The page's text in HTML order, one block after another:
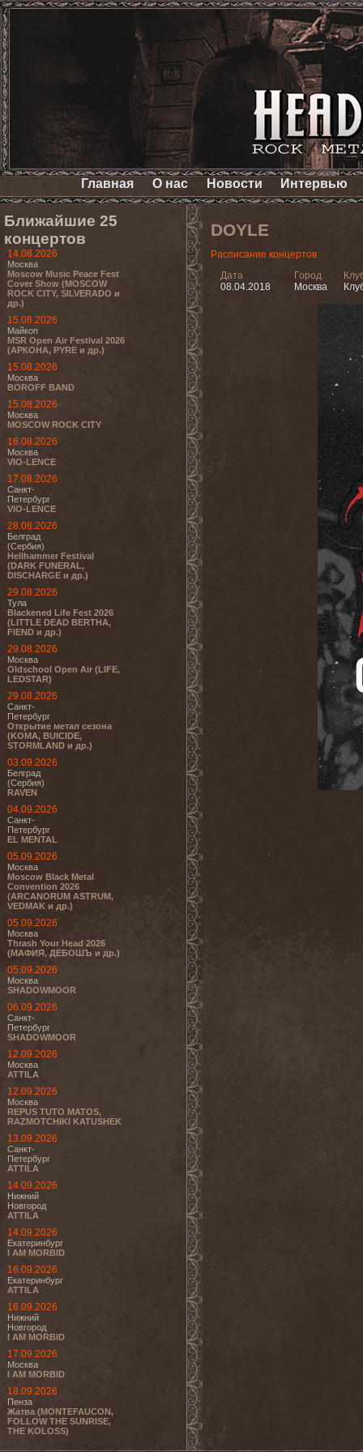
Главная О нас Новости Интервью
Ближайшие 25
концертов
14.08.2026
Москва
Moscow Music Peace Fest
Cover Show (MOSCOW
ROCK CITY, SILVERADO и
др.)
15.08.2026
Майкоп
MSR Open Air Festival 2026
(АРКОНА, PYRE и др.)
15.08.2026
Москва
BOROFF BAND
15.08.2026
Москва
MOSCOW ROCK CITY
16.08.2026
Москва
VIO-LENCE
17.08.2026
Санкт-
Петербург
VIO-LENCE
28.08.2026
Белград
(Сербия)
Hellhammer Festival
(DARK FUNERAL,
DISCHARGE и др.)
29.08.2026
Тула
Blackened Life Fest 2026
(LITTLE DEAD BERTHA,
FIEND и др.)
29.08.2026
Москва
Oldschool Open Air (LIFE,
LEDSTAR)
29.08.2026
Санкт-
Петербург
Открытие метал сезона
(KOMA, BUICIDE,
STORMLAND и др.)
03.09.2026
Белград
(Сербия)
RAVEN
04.09.2026
Санкт-
Петербург
EL MENTAL
05.09.2026
Москва
Moscow Black Metal
Convention 2026
(ARCANORUM ASTRUM,
VEDMAK и др.)
05.09.2026
Москва
Thrash Your Head 2026
(МАФИЯ, ДЕБОШЪ и др.)
05.09.2026
Москва
SHADOWMOOR
06.09.2026
Санкт-
Петербург
SHADOWMOOR
12.09.2026
Москва
ATTILA
12.09.2026
Москва
REPUS TUTO MATOS,
RAZMOTCHIKI KATUSHEK
13.09.2026
Санкт-
Петербург
ATTILA
14.09.2026
Нижний
Новгород
ATTILA
14.09.2026
Екатеринбург
I AM MORBID
16.09.2026
Екатеринбург
ATTILA
16.09.2026
Нижний
Новгород
I AM MORBID
17.09.2026
Москва
I AM MORBID
18.09.2026
Пенза
Жатва (MONTEFAUCON,
FOLLOW THE SUNRISE,
THE KOLOSS)
DOYLE
Расписание концертов
Дата
08.04.2018
Город
Москва